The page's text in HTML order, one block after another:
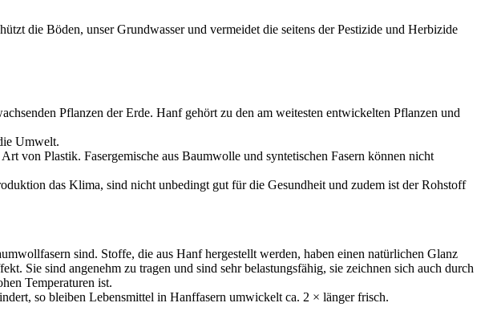
die Böden, unser Grundwasser und vermeidet die seitens der Pestizide und Herbizide
Pflanzen der Erde. Hanf gehört zu den am weitesten entwickelten Pflanzen und
Umwelt.
von Plastik. Fasergemische aus Baumwolle und syntetischen Fasern können nicht
das Klima, sind nicht unbedingt gut für die Gesundheit und zudem ist der Rohstoff
sind. Stoffe, die aus Hanf hergestellt werden, haben einen natürlichen Glanz
Sie sind angenehm zu tragen und sind sehr belastungsfähig, sie zeichnen sich auch durch
Temperaturen ist.
so bleiben Lebensmittel in Hanffasern umwickelt ca. 2 × länger frisch.